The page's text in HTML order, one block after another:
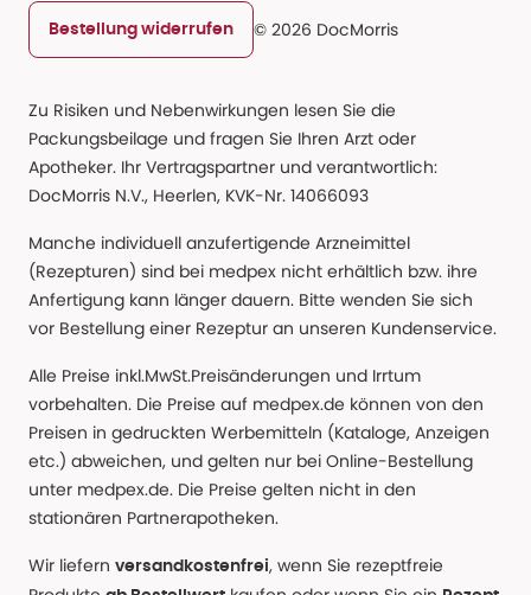
Bestellung widerrufen © 2026 DocMorris
Zu Risiken und Nebenwirkungen lesen Sie die
Packungsbeilage und fragen Sie Ihren Arzt oder
Apotheker. Ihr Vertragspartner und verantwortlich:
DocMorris N.V., Heerlen, KVK-Nr. 14066093
Manche individuell anzufertigende Arzneimittel
(Rezepturen) sind bei medpex nicht erhältlich bzw. ihre
Anfertigung kann länger dauern. Bitte wenden Sie sich
vor Bestellung einer Rezeptur an unseren Kundenservice.
Alle Preise inkl.MwSt.Preisänderungen und Irrtum
vorbehalten. Die Preise auf medpex.de können von den
Preisen in gedruckten Werbemitteln (Kataloge, Anzeigen
etc.) abweichen, und gelten nur bei Online-Bestellung
unter medpex.de. Die Preise gelten nicht in den
stationären Partnerapotheken.
Wir liefern versandkostenfrei, wenn Sie rezeptfreie